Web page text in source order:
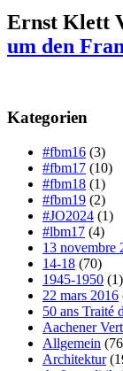
Ernst Klett
um den
Kategorien
#fbm16 (3)
#fbm17 (10)
#fbm18 (1)
#fbm19 (2)
#JO2024 (1)
#lbm17 (4)
13 novembre
14-18 (70)
1945-1950 (1)
22 mars 2016
50 ans Traité
Aachener
Allgemein
Architektur